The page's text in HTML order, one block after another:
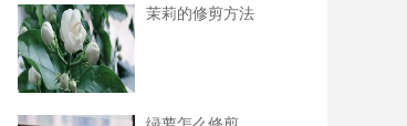
茉莉的修剪方法